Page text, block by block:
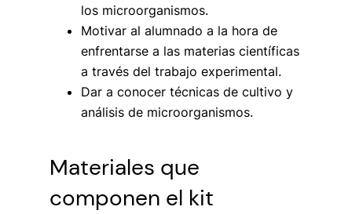
los microorganismos.
Motivar al alumnado a la hora de
enfrentarse a las materias científicas
a través del trabajo experimental.
Dar a conocer técnicas de cultivo y
análisis de microorganismos.
Materiales que
componen el kit